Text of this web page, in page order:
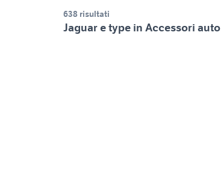
638 risultati
Jaguar e type in Accessori auto